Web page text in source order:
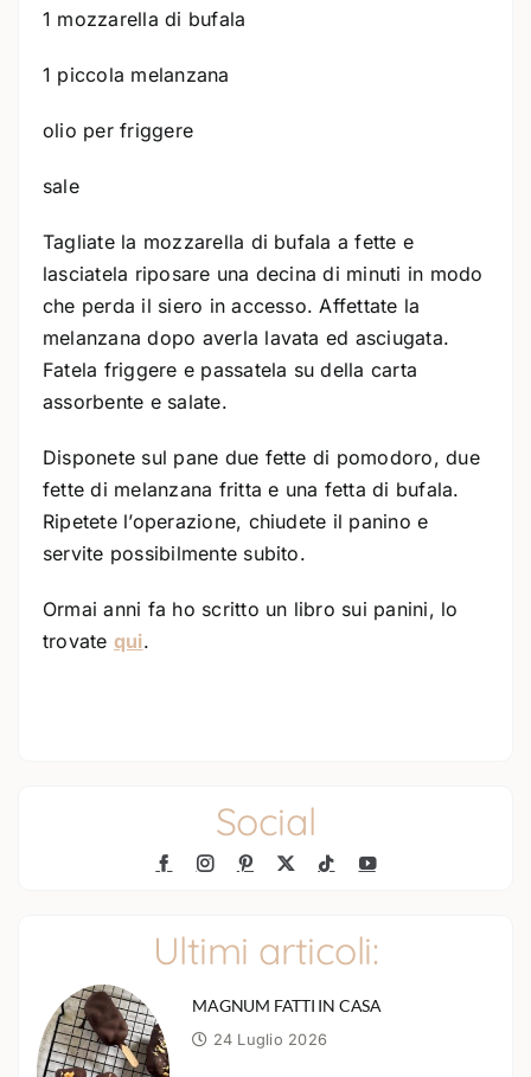
1 mozzarella di bufala
1 piccola melanzana
olio per friggere
sale
Tagliate la mozzarella di bufala a fette e
lasciatela riposare una decina di minuti in modo
che perda il siero in accesso. Affettate la
melanzana dopo averla lavata ed asciugata.
Fatela friggere e passatela su della carta
assorbente e salate.
Disponete sul pane due fette di pomodoro, due
fette di melanzana fritta e una fetta di bufala.
Ripetete l’operazione, chiudete il panino e
servite possibilmente subito.
Ormai anni fa ho scritto un libro sui panini, lo
trovate qui.
Social
Ultimi articoli:
MAGNUM FATTI IN CASA
24 Luglio 2026